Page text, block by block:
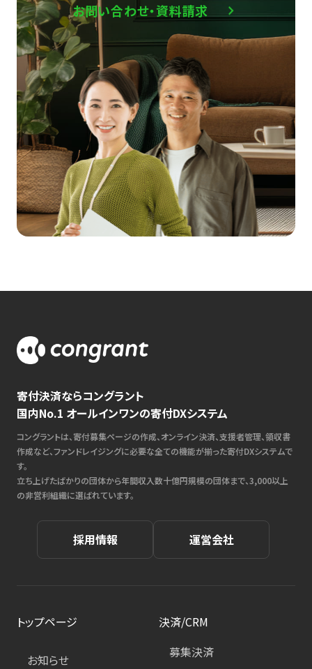
お問い合わせ・資料請求
寄付決済ならコングラント
国内No.1 オールインワンの寄付DXシステム
コングラントは、寄付募集ページの作成、オンライン決済、支援者管理、領収書
作成など、ファンドレイジングに必要な全ての機能が揃った寄付DXシステムで
す。
立ち上げたばかりの団体から年間収入数十億円規模の団体まで、3,000以上
の非営利組織に選ばれています。
採用情報 運営会社
トップページ
お知らせ
決済/CRM
募集決済